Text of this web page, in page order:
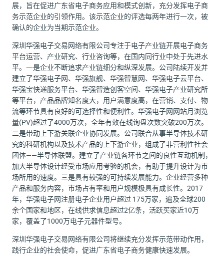
展，旨在促进广东省电子商务应用和模式创新，充分发挥电子商
务示范企业的引领作用。该示范企业的评选每两年进行一次，被
确认的企业为当期示范企业。
深圳华强电子交易网络有限公司专注于电子产业链开展电子商务
平台运营、产业研究、行业咨询等，在国内同行业中处于先进水
平。一是企业不断追求产业链细分和纵深发展。公司陆续开发并
建立了华强电子网、华强旗舰、华强智慧网、华强电子云平台、
华强宝快递服务平台、华强智造创客空间、华强电子产业研究所
等平台，产品品牌知名度大，用户满意度高，在营销、支付、物
流等环节具有良好的可选择性和便利性。华强电子网网站月浏览
量(PV)超过了4000万次，全年有效在线询盘次数突破200万次。
二是带动上下游关联企业协同发展。公司联合从事半导体技术研
究的科研机构以及技术产品的上下游企业，组成了非营利性社会
团体——半导体联盟。建立了产业链各环节之间的良性互动机制，
加大半导体设计经受市场应用考验的机会，有助于提升设计为市
场所用的速度。三是具有较强的可持续发展能力。企业经营多种
产品和服务内容，市场占有率和用户规模极具有成长性。2017
年，华强电子网注册电子企业用户超过 175万家，遍及全球200
余个国家和地区，在线供求信息超过2亿条，活跃买家近10万
家，覆盖了1000万电子元器件型号。
深圳华强电子交易网络有限公司将继续充分发挥示范带动作用，
践行企业的社会使命，促进广东省电子商务健康快速发展。